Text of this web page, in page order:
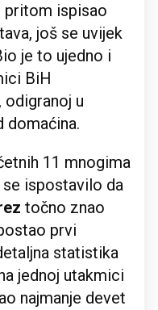
pritom ispisao
još se uvijek
je to ujedno i
BiH
odigranoj u
domaćina.
11 mnogima
se ispostavilo da
točno znao
prvi
statistika
jednoj utakmici
najmanje devet